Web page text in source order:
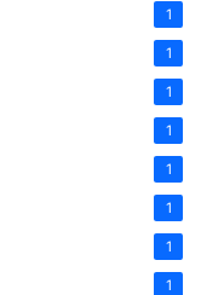
1
1
1
1
1
1
1
1